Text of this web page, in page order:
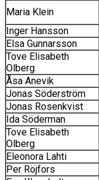
Maria Klein
Inger Hansson
Elsa Gunnarsson
Tove Elisabeth
Olberg
Åsa Anevik
Jonas Söderström
Jonas Rosenkvist
Ida Söderman
Tove Elisabeth
Olberg
Eleonora Lahti
Per Röjfors